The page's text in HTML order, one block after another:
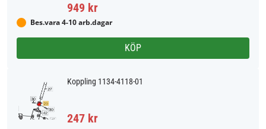
949 kr
Bes.vara 4-10 arb.dagar
KÖP
Koppling 1134-4118-01
247 kr